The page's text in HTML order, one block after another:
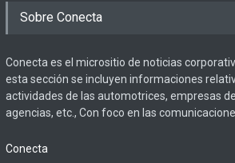
Sobre Conecta
Conecta es el micrositio de noticias
esta sección se incluyen informaciones
actividades de las automotrices, empresas
agencias, etc., Con foco en las
Conecta